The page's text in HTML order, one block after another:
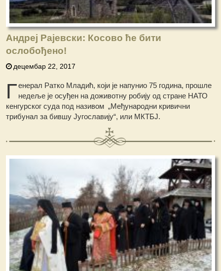
Андреј Рајевски: Косово ће бити
ослобођено!
децембар 22, 2017
Генерал Ратко Младић, који је напунио 75 година, прошле
недеље је осуђен на доживотну робију од стране НАТО
кенгурског суда под називом „Међународни кривични
трибунал за бившу Југославију“, или МКТБЈ.